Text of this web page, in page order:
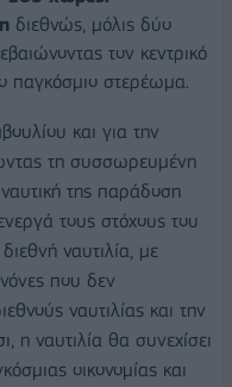
διεθνώς, μόλις δύο
τον κεντρικό
παγκόσμιο στερέωμα.
και για την
τη συσσωρευμένη
της παράδοση
τους στόχους του
ναυτιλία, με
που δεν
ναυτιλίας και την
η ναυτιλία θα συνεχίσει
οικονομίας και